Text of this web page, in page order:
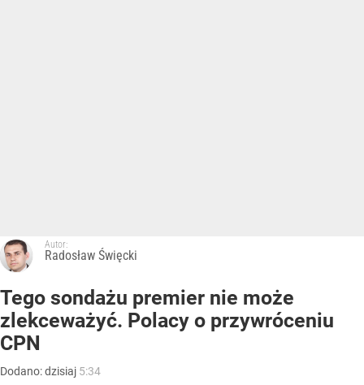
Autor:
Radosław Święcki
Tego sondażu premier nie może
zlekceważyć. Polacy o przywróceniu
CPN
Dodano:dzisiaj 5:34